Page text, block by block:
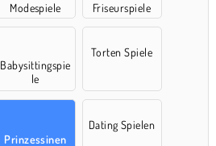
Modespiele Friseurspiele
Babysittingspie
le
Torten Spiele
Prinzessinen
Dating Spielen